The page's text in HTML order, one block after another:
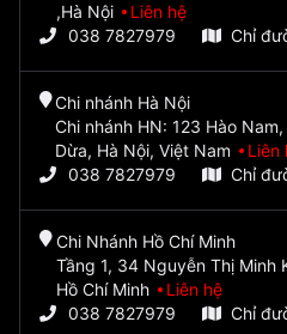
,Hà Nội
Liên hệ
038 7827979
Chỉ
Chi nhánh Hà Nội
Chi nhánh HN: 123 Hào
Dừa, Hà Nội, Việt Nam
Liên
038 7827979
Chỉ
Chi Nhánh Hồ Chí Minh
Tầng 1, 34 Nguyễn Thị Minh
Hồ Chí Minh
Liên hệ
038 7827979
Chỉ